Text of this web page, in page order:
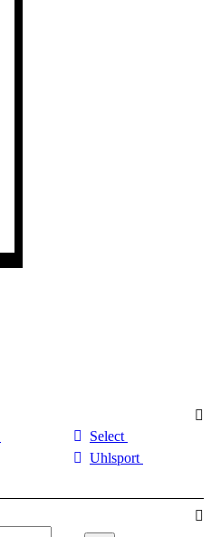
Select
Uhlsport